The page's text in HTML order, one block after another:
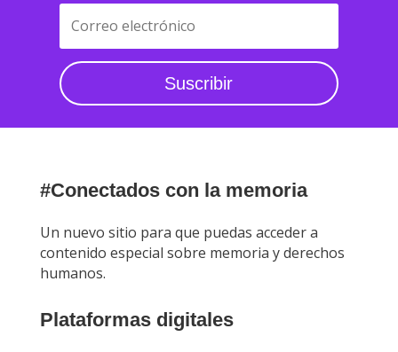
Suscribir
#Conectados con la memoria
Un nuevo sitio para que puedas acceder a
contenido especial sobre memoria y derechos
humanos.
Plataformas digitales